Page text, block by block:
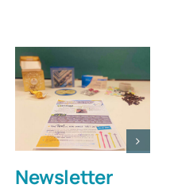
Newsletter